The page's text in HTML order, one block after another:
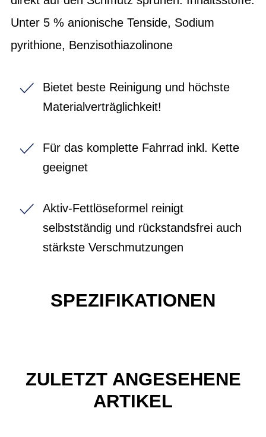
Unter 5 % anionische Tenside, Sodium
pyrithione, Benzisothiazolinone
Bietet beste Reinigung und höchste
Materialverträglichkeit!
Für das komplette Fahrrad inkl. Kette
geeignet
Aktiv-Fettlöseformel reinigt
selbstständig und rückstandsfrei auch
stärkste Verschmutzungen
SPEZIFIKATIONEN
ZULETZT ANGESEHENE
ARTIKEL